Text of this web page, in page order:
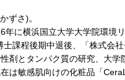
ずさ)。
年に横浜国立大学大学院環境
課程後期中退後、「株式会
剤とタンパク質の研究、大
は敏感肌向けの化粧品「